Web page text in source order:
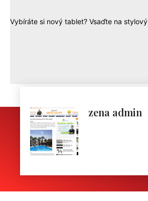
Vybíráte si nový tablet? Vsaďte na stylový
zena admin